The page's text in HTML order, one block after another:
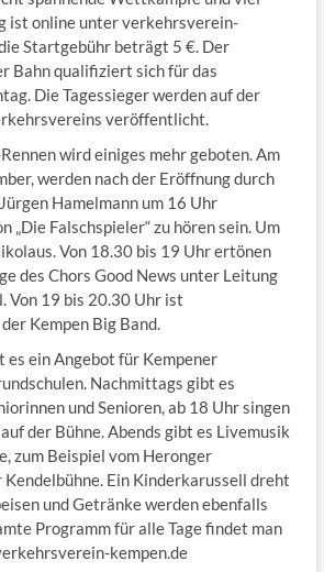
ist online unter verkehrsverein-
Startgebühr beträgt 5 €. Der
Bahn qualifiziert sich für das
Die Tagessieger werden auf der
veröffentlicht.
wird einiges mehr geboten. Am
werden nach der Eröffnung durch
Hamelmann um 16 Uhr
„Die Falschspieler“ zu hören sein. Um
Von 18.30 bis 19 Uhr ertönen
des Chors Good News unter Leitung
Von 19 bis 20.30 Uhr ist
Kempen Big Band.
es ein Angebot für Kempener
Nachmittags gibt es
und Senioren, ab 18 Uhr singen
der Bühne. Abends gibt es Livemusik
zum Beispiel vom Heronger
Ein Kinderkarussell dreht
und Getränke werden ebenfalls
Programm für alle Tage findet man
kempen.de